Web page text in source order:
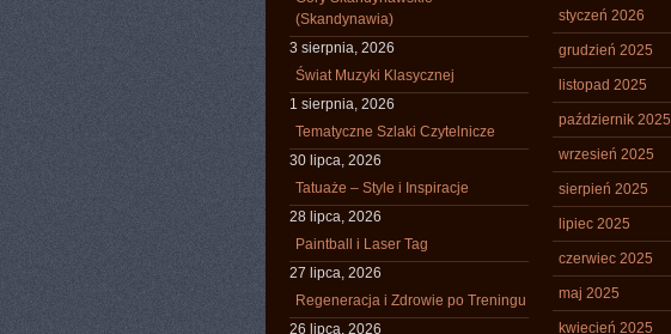
(Skandynawia)
3 sierpnia, 2026
Świat Muzyki Klasycznej
1 sierpnia, 2026
Tematyczne Szlaki Czytelnicze
30 lipca, 2026
Tatuaże – Style i Inspiracje
28 lipca, 2026
Paintball i Laser Tag
27 lipca, 2026
Regeneracja i Zdrowie po Treningu
26 lipca, 2026
styczeń 2026
grudzień 2025
listopad 2025
październik 2025
wrzesień 2025
sierpień 2025
lipiec 2025
czerwiec 2025
maj 2025
kwiecień 2025